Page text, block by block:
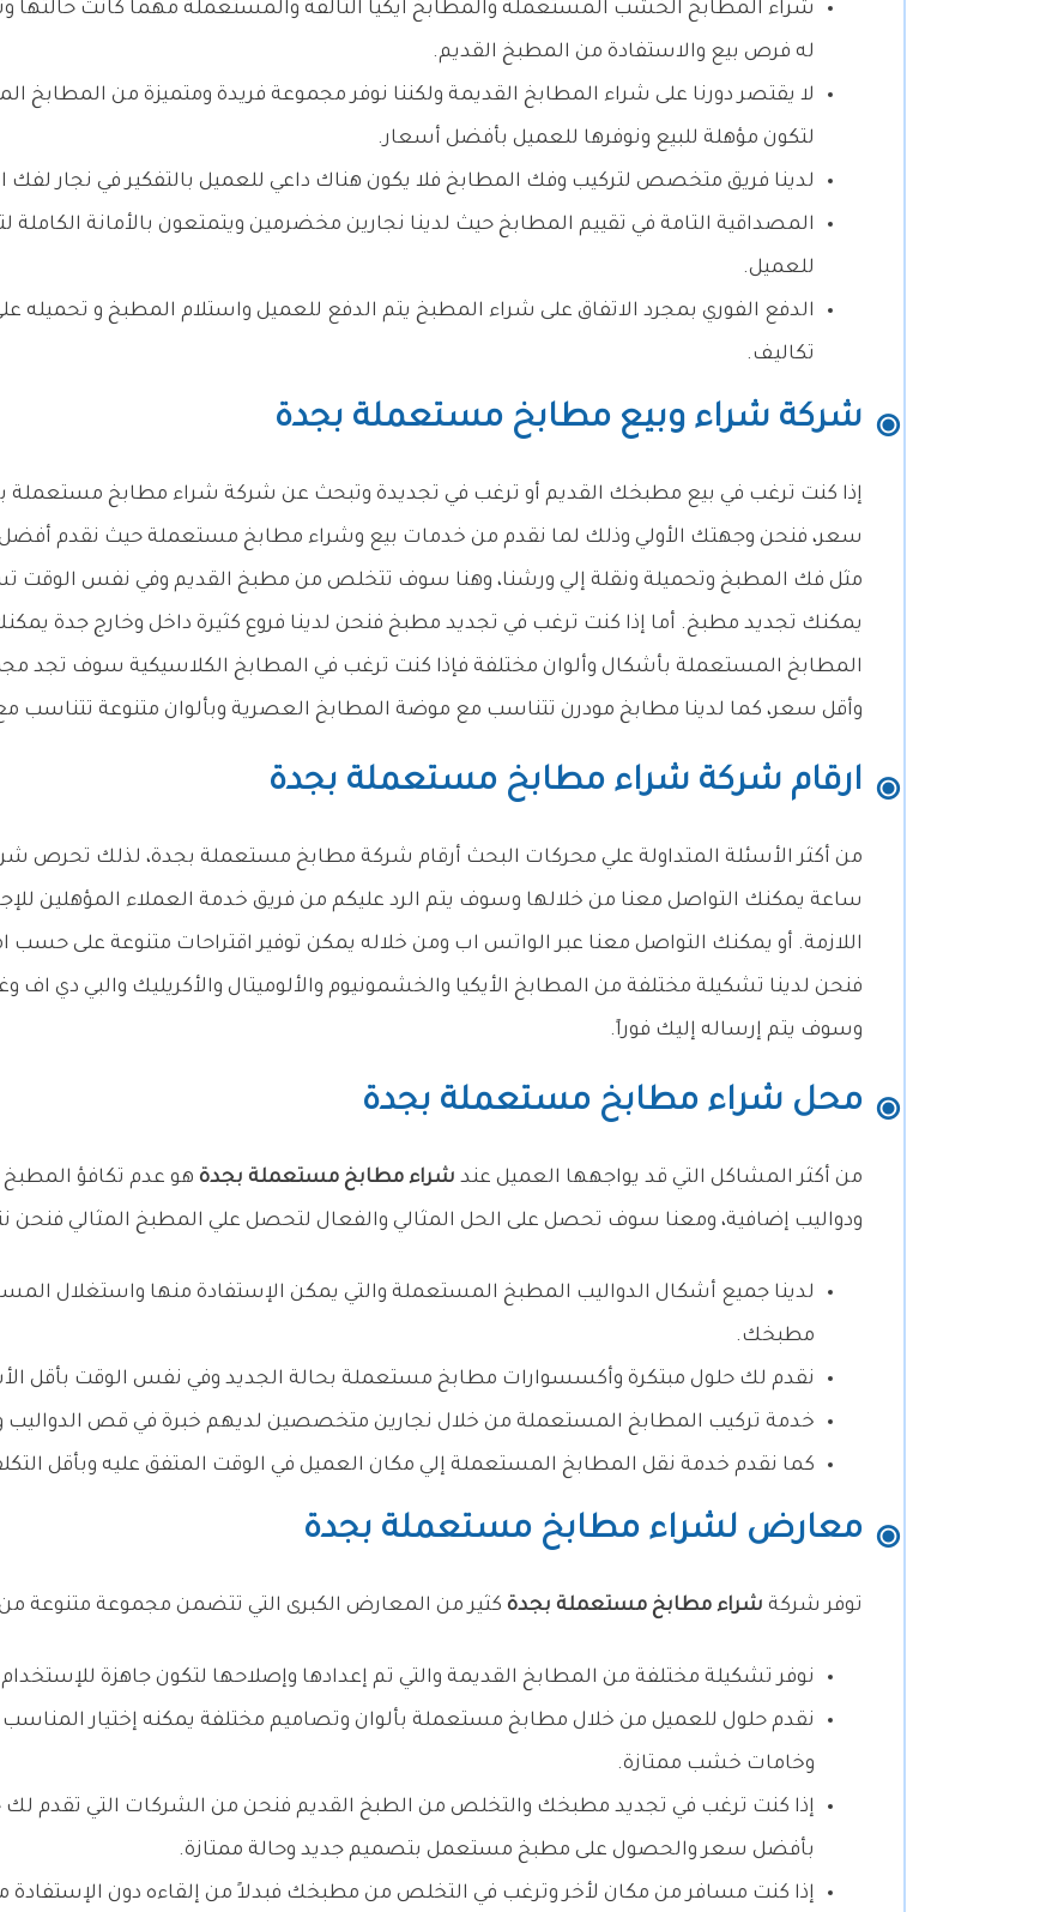
شراء المطابخ الخشب المستعملة والمطابخ ايكيا التالفة والمستعملة مهما كانت
له فرص بيع والاستفادة من المطبخ القديم.
لا يقتصر دورنا على شراء المطابخ القديمة ولكننا نوفر مجموعة فريدة ومتميزة من المطابخ
لتكون مؤهلة للبيع ونوفرها للعميل بأفضل أسعار.
لدينا فريق متخصص لتركيب وفك المطابخ فلا يكون هناك داعي للعميل بالتفكير في نجار
المصداقية التامة في تقييم المطابخ حيث لدينا نجارين مخضرمين ويتمتعون بالأمانة
للعميل.
الدفع الفوري بمجرد الاتفاق على شراء المطبخ يتم الدفع للعميل واستلام المطبخ و
تكاليف.
شركة شراء وبيع مطابخ مستعملة بجدة
إذا كنت ترغب في بيع مطبخك القديم أو ترغب في تجديدة وتبحث عن شركة شراء مطابخ مستعملة
سعر، فنحن وجهتك الأولي وذلك لما نقدم من خدمات بيع وشراء مطابخ مستعملة حيث نقدم
مثل فك المطبخ وتحميلة ونقلة إلي ورشنا، وهنا سوف تتخلص من مطبخ القديم وفي نفس الوقت
يمكنك تجديد مطبخ. أما إذا كنت ترغب في تجديد مطبخ فنحن لدينا فروع كثيرة داخل وخارج جدة
المطابخ المستعملة بأشكال وألوان مختلفة فإذا كنت ترغب في المطابخ الكلاسيكية سوف تجد
وأقل سعر، كما لدينا مطابخ مودرن تتناسب مع موضة المطابخ العصرية وبألوان متنوعة تتناسب
ارقام شركة شراء مطابخ مستعملة بجدة
ساعة يمكنك التواصل معنا من خلالها وسوف يتم الرد عليكم من فريق خدمة العملاء المؤهلين
اللازمة. أو يمكنك التواصل معنا عبر الواتس اب ومن خلاله يمكن توفير اقتراحات متنوعة على حسب
فنحن لدينا تشكيلة مختلفة من المطابخ الأيكيا والخشمونيوم والألوميتال والأكريليك والبي دي اف
وسوف يتم إرساله إليك فوراً.
محل شراء مطابخ مستعملة بجدة
من أكثر المشاكل التي قد يواجهها العميل عند شراء مطابخ مستعملة بجدة هو عدم تكافؤ
ودواليب إضافية، ومعنا سوف تحصل على الحل المثالي والفعال لتحصل علي المطبخ المثالي فنحن
لدينا جميع أشكال الدواليب المطبخ المستعملة والتي يمكن الإستفادة منها واستغلال
مطبخك.
نقدم لك حلول مبتكرة وأكسسوارات مطابخ مستعملة بحالة الجديد وفي نفس الوقت بأقل
خدمة تركيب المطابخ المستعملة من خلال نجارين متخصصين لديهم خبرة في قص الدواليب
كما نقدم خدمة نقل المطابخ المستعملة إلي مكان العميل في الوقت المتفق عليه وبأقل
معارض لشراء مطابخ مستعملة بجدة
توفر شركة شراء مطابخ مستعملة بجدة كثير من المعارض الكبرى التي تتضمن مجموعة متنوعة من
نوفر تشكيلة مختلفة من المطابخ القديمة والتي تم إعدادها وإصلاحها لتكون جاهزة
نقدم حلول للعميل من خلال مطابخ مستعملة بألوان وتصاميم مختلفة يمكنه إختيار
وخامات خشب ممتازة.
إذا كنت ترغب في تجديد مطبخك والتخلص من الطبخ القديم فنحن من الشركات التي تقدم
بأفضل سعر والحصول على مطبخ مستعمل بتصميم جديد وحالة ممتازة.
إذا كنت مسافر من مكان لأخر وترغب في التخلص من مطبخك فبدلاً من إلقاءه دون